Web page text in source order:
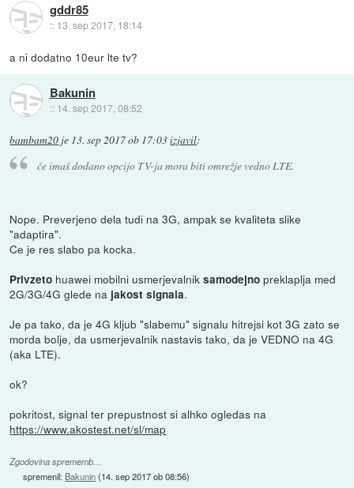
gddr85
:: 13. sep 2017, 18:14
a ni dodatno 10eur lte tv?
Bakunin
:: 14. sep 2017, 08:52
bambam20 je 13. sep 2017 ob 17:03izjavil:
če imaš dodano opcijo TV-ja mora biti omrežje vedno LTE.
Nope. Preverjeno dela tudi na 3G, ampak se kvaliteta slike
"adaptira".
Ce je res slabo pa kocka.
Privzeto huawei mobilni usmerjevalniksamodejno preklaplja med
2G/3G/4G glede na jakost signala.
Je pa tako, da je 4G kljub "slabemu" signalu hitrejsi kot 3G zato se
morda bolje, da usmerjevalnik nastavis tako, da je VEDNO na 4G
(aka LTE).
ok?
pokritost, signal ter prepustnost si alhko ogledas na
https://www.akostest.net/sl/map
Zgodovina sprememb…
spremenil: Bakunin(14. sep 2017 ob 08:56)